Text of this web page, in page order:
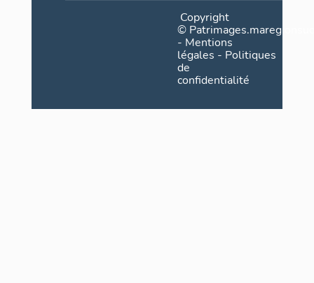
Copyright
©
- Mentions
légales - Politiques
de
confidentialité